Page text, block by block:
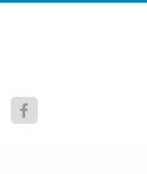
